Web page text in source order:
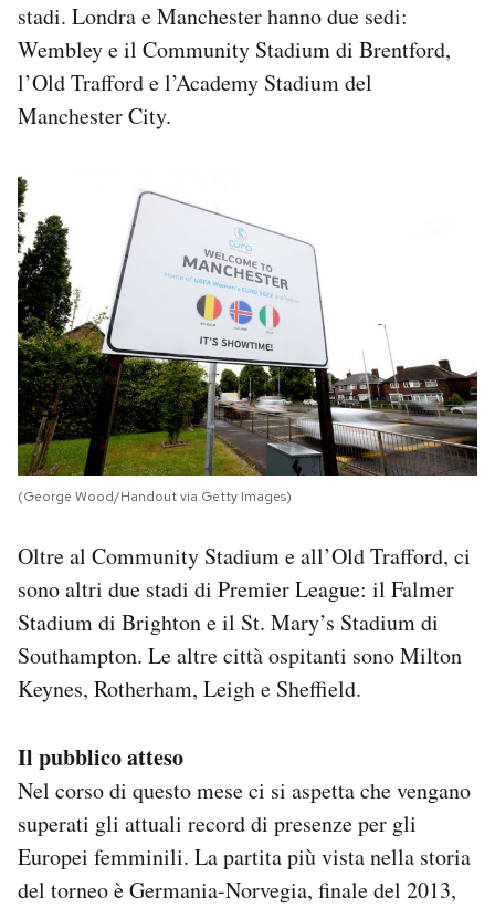
stadi. Londra e Manchester hanno due sedi:
Wembley e il Community Stadium di Brentford,
l’Old Trafford e l’Academy Stadium del
Manchester City.
(George Wood/Handout via Getty Images)
Oltre al Community Stadium e all’Old Trafford, ci
sono altri due stadi di Premier League: il Falmer
Stadium di Brighton e il St. Mary’s Stadium di
Southampton. Le altre città ospitanti sono Milton
Keynes, Rotherham, Leigh e Sheffield.
Il pubblico atteso
Nel corso di questo mese ci si aspetta che vengano
superati gli attuali record di presenze per gli
Europei femminili. La partita più vista nella storia
del torneo è Germania-Norvegia, finale del 2013,